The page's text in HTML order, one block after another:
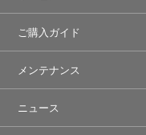
ご購入ガイド
メンテナンス
ニュース